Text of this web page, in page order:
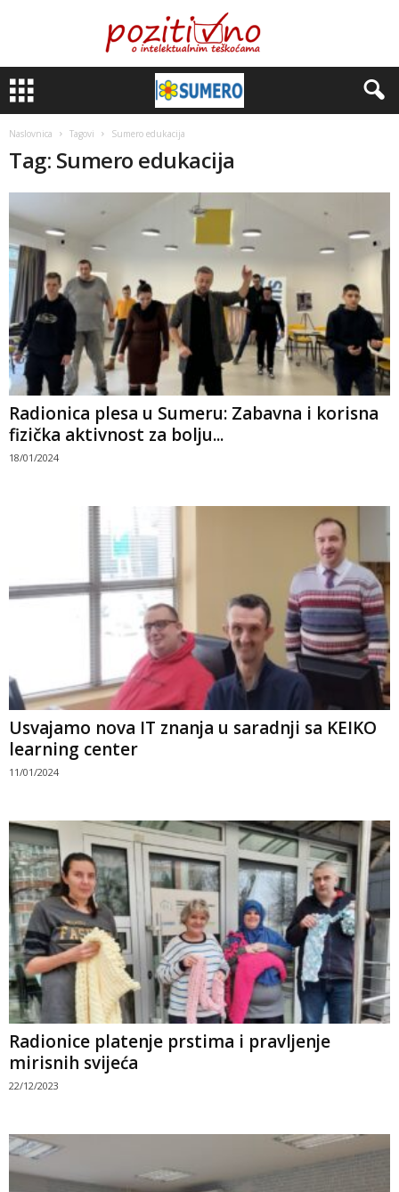
Naslovnica Tagovi Sumero edukacija
Tag: Sumero edukacija
Radionica plesa u Sumeru: Zabavna i korisna
fizička aktivnost za bolju...
18/01/2024
Usvajamo nova IT znanja u saradnji sa KEIKO
learning center
11/01/2024
Radionice platenje prstima i pravljenje
mirisnih svijeća
22/12/2023